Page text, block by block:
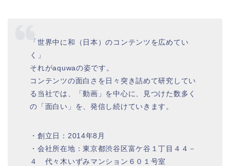
「世界中に和（日本）のコンテンツを広めてい
く」
それがaquwaの姿です。
コンテンツの面白さを日々突き詰めて研究してい
る当社では、「動画」を中心に、見つけた数多く
の「面白い」を、発信し続けていきます。
・創立日：2014年8月
・会社所在地：東京都渋谷区富ケ谷１丁目４４－
４ 代々木いずみマンション６０１号室